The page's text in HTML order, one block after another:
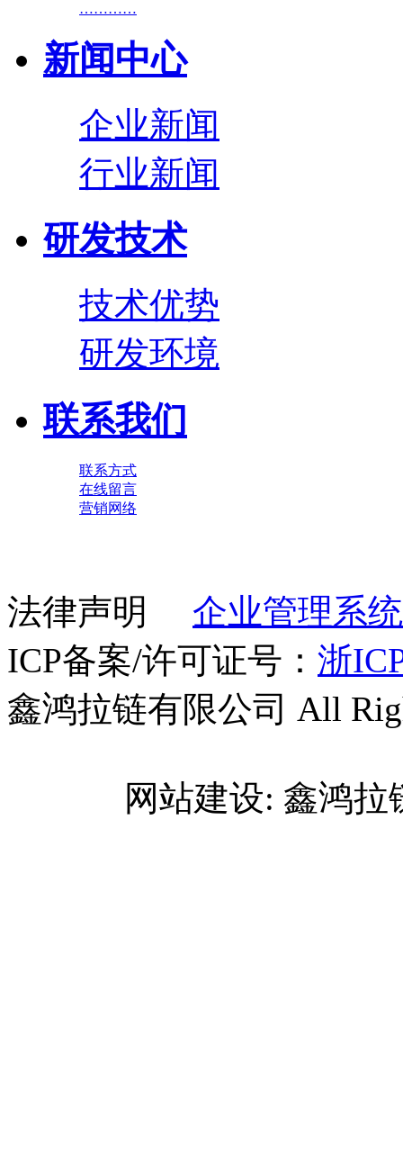
…………
新闻中心
企业新闻
行业新闻
研发技术
技术优势
研发环境
联系我们
联系方式
在线留言
营销网络
法律声明 企业管理系
ICP备案/许可证号： 浙
鑫鸿拉链有限公司 All
网站建设: 鑫鸿拉